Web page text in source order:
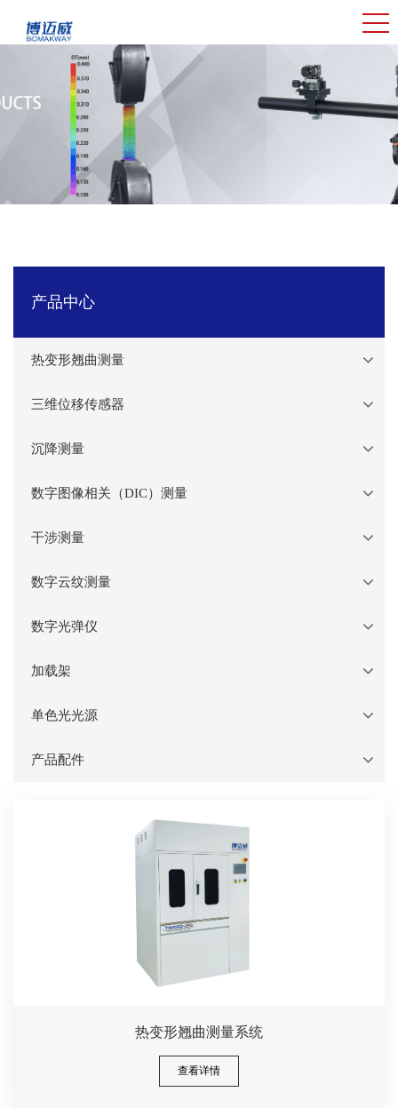
产品中心
热变形翘曲测量
三维位移传感器
沉降测量
数字图像相关（DIC）测量
干涉测量
数字云纹测量
数字光弹仪
加载架
单色光光源
产品配件
热变形翘曲测量系统
查看详情